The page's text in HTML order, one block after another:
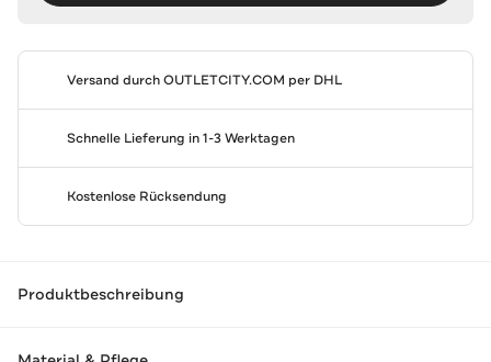
Versand durchOUTLETCITY.COM per DHL
Schnelle Lieferung in 1-3 Werktagen
Kostenlose Rücksendung
Produktbeschreibung